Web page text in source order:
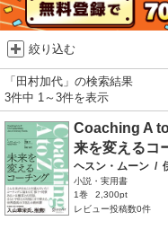
絞り込む
「田村加代」の検索結果
3件中 1～3件を表示
Coaching A
来を変えるコ
ヘスン・ムーン /
小説・実用書
1巻
2,300pt
レビュー投稿数0件